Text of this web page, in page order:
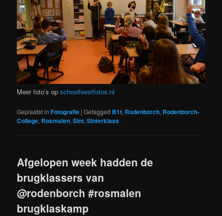
Meer foto’s opschoolfeestfotos.nl
Geplaatst in Fotografie |Getagged B1t, Rodenborch, Rodenborch-
College, Rosmalen,Sint,Sinterklaas
Afgelopen week hadden de
brugklassers van
@rodenborch #rosmalen
brugklaskamp